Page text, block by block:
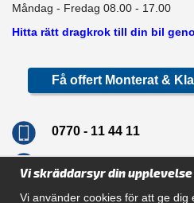
Måndag - Fredag 08.00 - 17.00
Hitta rätt dragkrok till din bil
Få offert Monterat &
0770 - 11 44 11
Vi skräddarsyr din upplevelse
Vi använder cookies för att ge dig